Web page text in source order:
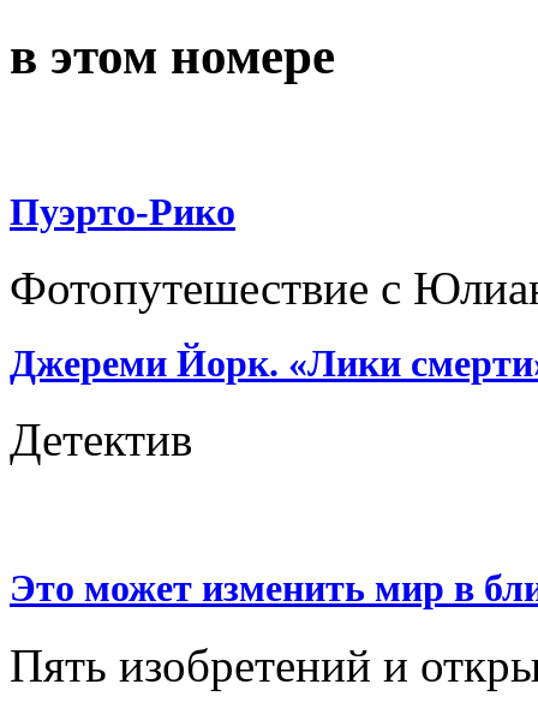
в этом номере
Пуэрто-Рико
Фотопутешествие с
Джереми Йорк. «Лики
Детектив
Это может изменить мир в
Пять изобретений и